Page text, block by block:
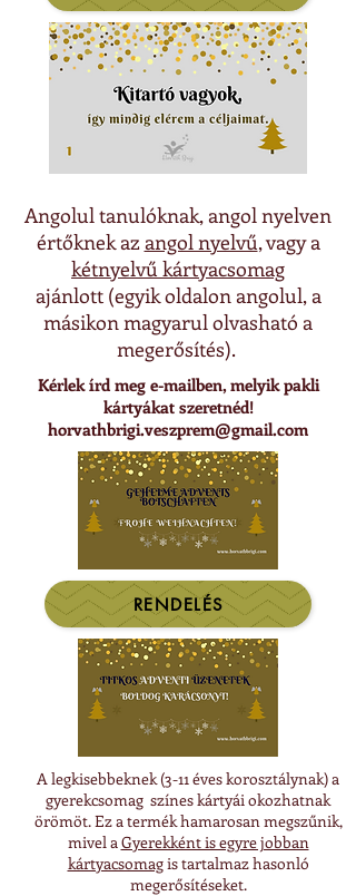
Angolul tanulóknak, angol nyelven
értőknek azangol nyelvű, vagy a
kétnyelvű kártyacsomag
ajánlott (egyik oldalon angolul, a
másikon magyarul olvasható a
megerősítés).
Kérlek írd meg e-mailben, melyik pakli
kártyákat szeretnéd!
horvathbrigi.veszprem@gmail.com
RENDELÉS
A legkisebbeknek (3-11 éves korosztálynak) a
gyerekcsomag színes kártyái okozhatnak
örömöt. Ez a termék hamarosan megszűnik,
mivel aGyerekként is egyre jobban
kártyacsomagis tartalmaz hasonló
megerősítéseket.